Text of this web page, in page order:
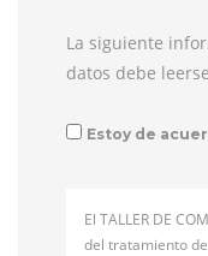
La siguiente
datos debe
Estoy de
El TALLER DE
del tratamiento